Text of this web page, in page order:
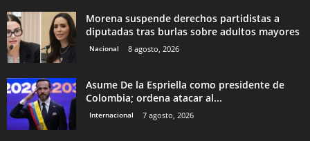
Morena suspende derechos partidistas a
diputadas tras burlas sobre adultos mayores
Nacional 8 agosto, 2026
Asume De la Espriella como presidente de
Colombia; ordena atacar al...
Internacional 7 agosto, 2026